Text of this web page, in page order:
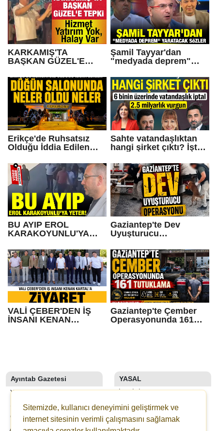
KARKAMIŞ'TA
BAŞKAN GÜZEL'E
Yok, Halay Var
Şamil Tayyar'dan
"medyada deprem"
Erikçe'de Ruhsatsız
Olduğu İddia Edilen
Oldu Neler!
Sahte vatandaşlıktan
hangi şirket çıktı? İşte
Geçen Gaziantepli İş
İnsanları
BU AYIP EROL
KARAKOYUNLU'YA
Gaziantep'te Dev
Uyuşturucu
VALİ ÇEBER'DEN İŞ
İNSANI KENAN
Gaziantep'te Çember
Operasyonunda 161
Ayıntab Gazetesi
YAZARLAR
SON DAKİKA
GALERİLER
AYINTAB TV
YASAL
İLETIŞIM
KÜNYE
YAYIN İLKELERI
KURALLAR
Sitemizde, kullanıcı deneyimini geliştirmek ve
internet sitesinin verimli çalışmasını sağlamak